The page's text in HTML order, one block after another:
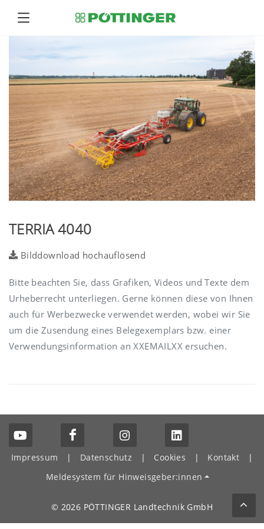
TERRIA 4040
Bilddownload hochauflösend
Bitte beachten Sie, dass Grafiken, Videos und Texte dem
Urheberrecht unterliegen. Gerne können diese von Ihnen
auch für Werbezwecke verwendet werden, wobei wir Sie
um die Zusendung eines Belegexemplars bzw. einer
Verwendungsinformation an XXEMAILXX ersuchen.
Impressum | Datenschutz | Cookies | Kontakt
|
Meldesystem für Hinweisgeber:innen
© 2026 PÖTTINGER Landtechnik GmbH